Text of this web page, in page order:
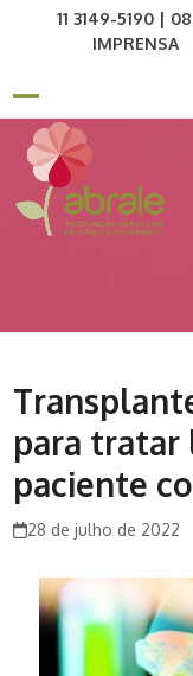
11 3149-5190 |
IMPRENSA
Open
mobile
menu
Close
mobile
menu
para tratar
paciente
28 de julho de 2022